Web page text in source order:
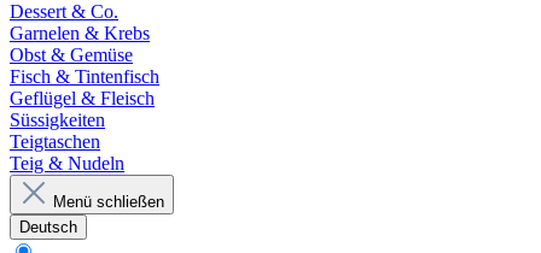
Dessert & Co.
Garnelen & Krebs
Obst & Gemüse
Fisch & Tintenfisch
Geflügel & Fleisch
Süssigkeiten
Teigtaschen
Teig & Nudeln
Menü schließen
Deutsch